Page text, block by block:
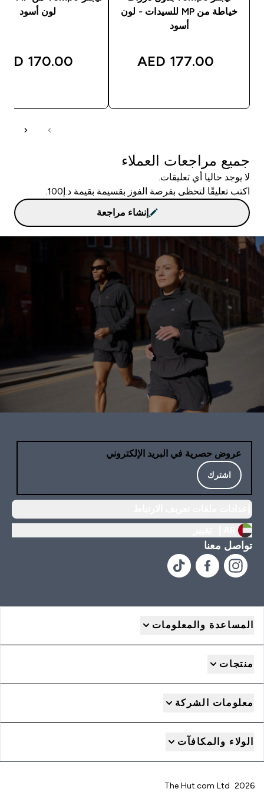
خياطة من MP للسيدات - لون
أسود
177.00 AED‎
لون أسود
170.00 AED‎
جميع مراجعات العملاء
لا يوجد حاليا أي تعليقات.
اكتب تعليقًا لتحظى بفرصة الفوز بقسيمة بقيمة د.إ100.
إنشاء مراجعة
عروض حصرية في البريد الإلكتروني
اشترك
تواصل معنا
المساعدة والمعلومات
منتجات
معلومات الشركة
الولاء والمكافآت
2026 The Hut.com Ltd